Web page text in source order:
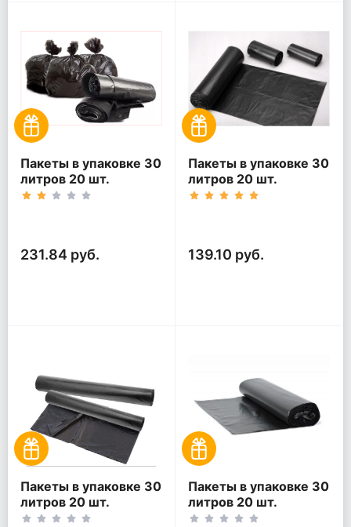
Пакеты в упаковке 30
литров 20 шт.
(20шт*5рул)
231.84 руб.
Пакеты в упаковке 30
литров 20 шт.
(20шт*3рул)
139.10 руб.
Пакеты в упаковке 30
литров 20 шт.
(20шт*2рул)
Пакеты в упаковке 30
литров 20 шт.
(20шт*1рул)